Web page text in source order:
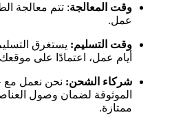
وقت المعالجة
عمل.
وقت التسليم:
أيام عمل، اعتمادًا على
شركاء الشحن: نحن نعمل مع
الموثوقة لضمان وصول
ممتازة.